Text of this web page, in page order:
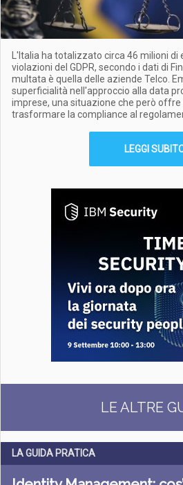
L'Italia ha totalizzato circa 46 milioni di
violazioni del GDPR, secondo i dati di
multata è quella delle aziende Telco.
superficialità nell'approccio alla data
imprese, una situazione che però
trasformare la compliance al
LEGGI
LE ALTRE
LA GUIDA PRATICA